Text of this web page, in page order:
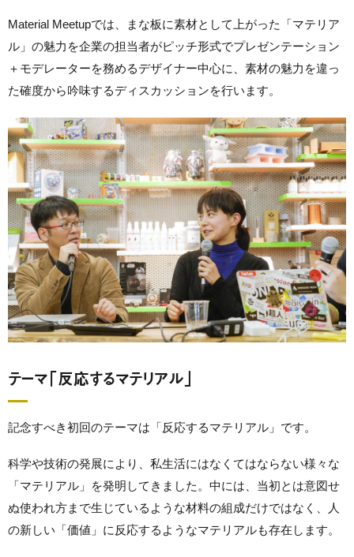
Material Meetupでは、まな板に素材として上がった「マテリア
ル」の魅力を企業の担当者がピッチ形式でプレゼンテーション
＋モデレーターを務めるデザイナー中心に、素材の魅力を違っ
た確度から吟味するディスカッションを行います。
テーマ「反応するマテリアル」
記念すべき初回のテーマは「反応するマテリアル」です。
科学や技術の発展により、私生活にはなくてはならない様々な
「マテリアル」を発明してきました。中には、当初とは意図せ
ぬ使われ方まで生じているような材料の組成だけではなく、人
の新しい「価値」に反応するようなマテリアルも存在します。